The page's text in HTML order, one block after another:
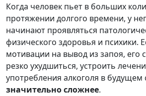
Когда человек пьет в больших
протяжении долгого времени, у
начинают проявляться
физического здоровья и психики.
мотивации на вывод из запоя, его
резко ухудшиться, устроить
употребления алкоголя в будущем
значительно сложнее.